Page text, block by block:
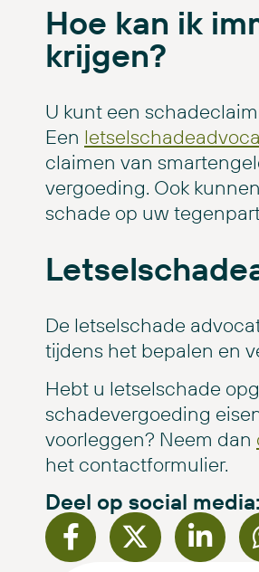
Hoe kan ik
krijgen?
U kunt een
Een
claimen van
vergoeding. Ook
schade op uw
De letselschade
tijdens het bepalen en
Hebt u letselschade
schadevergoeding
voorleggen? Neem dan
het contactformulier.
Deel op social media: